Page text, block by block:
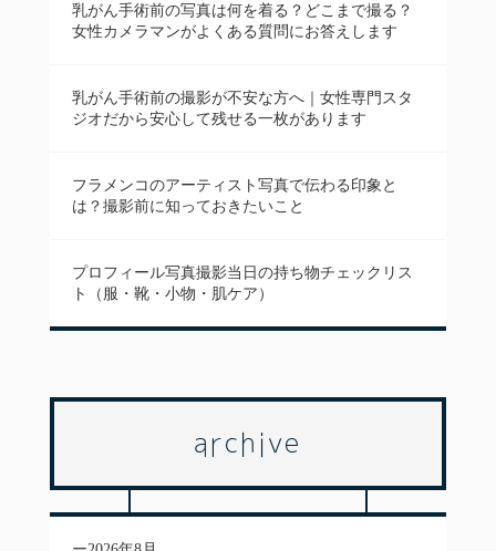
乳がん手術前の写真は何を着る？どこまで撮る？
女性カメラマンがよくある質問にお答えします
乳がん手術前の撮影が不安な方へ｜女性専門スタ
ジオだから安心して残せる一枚があります
フラメンコのアーティスト写真で伝わる印象と
は？撮影前に知っておきたいこと
プロフィール写真撮影当日の持ち物チェックリス
ト（服・靴・小物・肌ケア）
archive